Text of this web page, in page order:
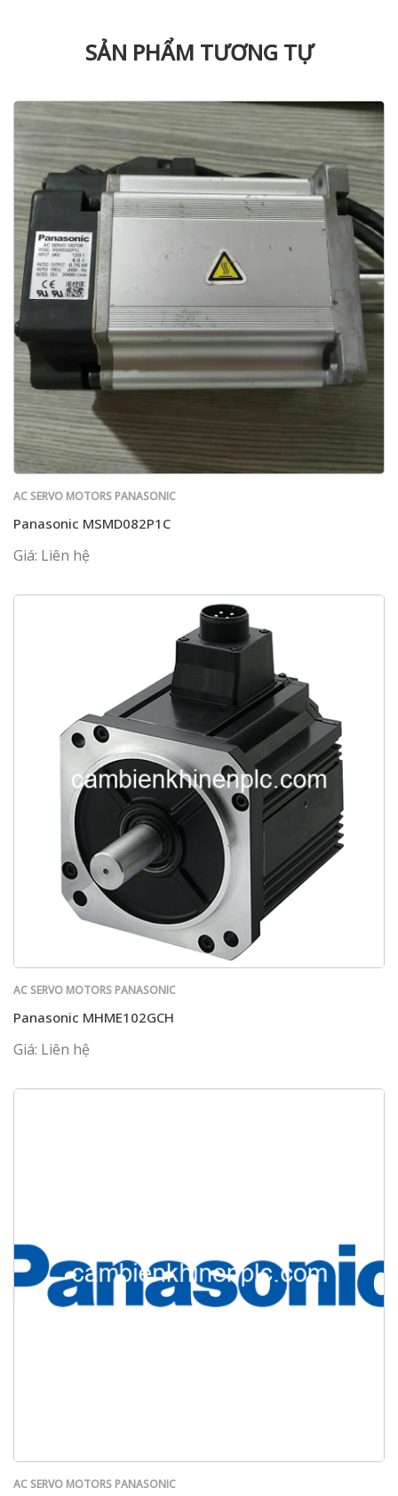
SẢN PHẨM TƯƠNG TỰ
AC SERVO MOTORS PANASONIC
Panasonic MSMD082P1C
Giá: Liên hệ
AC SERVO MOTORS PANASONIC
Panasonic MHME102GCH
Giá: Liên hệ
AC SERVO MOTORS PANASONIC